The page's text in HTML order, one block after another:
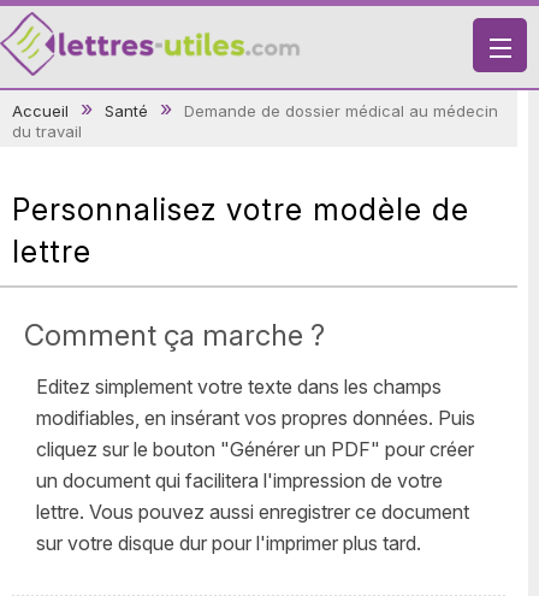
X
LETTRES DE MOTIVATION
Accueil Santé
Demande de dossier médical au médecin
du travail
Personnalisez votre modèle de
lettre
Comment ça marche ?
Editez simplement votre texte dans les champs
modifiables, en insérant vos propres données. Puis
cliquez sur le bouton "Générer un PDF" pour créer
un document qui facilitera l'impression de votre
lettre. Vous pouvez aussi enregistrer ce document
sur votre disque dur pour l'imprimer plus tard.